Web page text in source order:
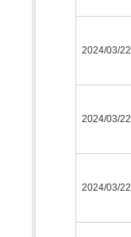
2024/03/22
2024/03/22
2024/03/22